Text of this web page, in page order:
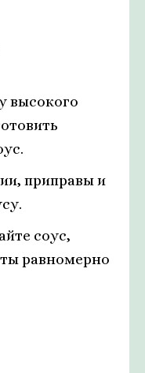
высокого
приправы и
соус,
равномерно